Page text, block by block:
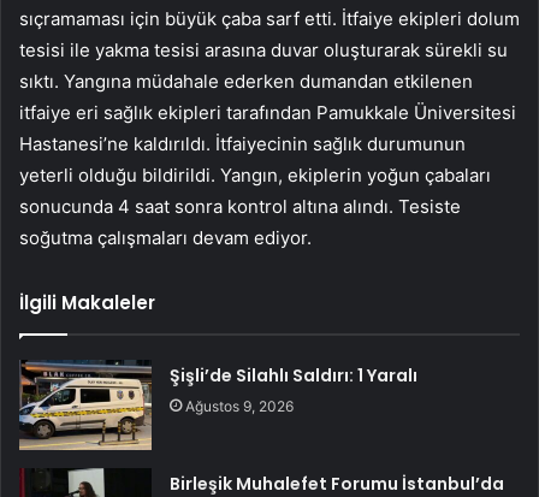
sıçramaması için büyük çaba sarf etti. İtfaiye ekipleri dolum
tesisi ile yakma tesisi arasına duvar oluşturarak sürekli su
sıktı. Yangına müdahale ederken dumandan etkilenen
itfaiye eri sağlık ekipleri tarafından Pamukkale Üniversitesi
Hastanesi’ne kaldırıldı. İtfaiyecinin sağlık durumunun
yeterli olduğu bildirildi. Yangın, ekiplerin yoğun çabaları
sonucunda 4 saat sonra kontrol altına alındı. Tesiste
soğutma çalışmaları devam ediyor.
İlgili Makaleler
Şişli’de Silahlı Saldırı: 1 Yaralı
Ağustos 9, 2026
Birleşik Muhalefet Forumu İstanbul’da